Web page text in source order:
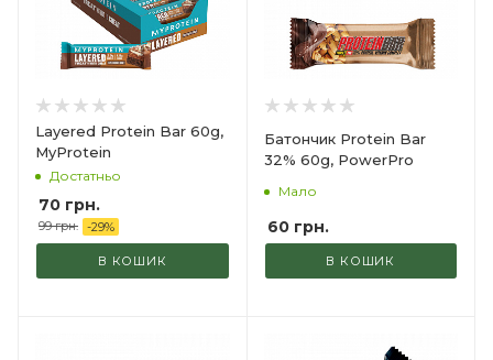
Layered Protein Bar 60g,
MyProtein
Достатньо
70 грн.
99грн. -29%
В КОШИК
Батончик Protein Bar
32% 60g, PowerPro
Мало
60грн.
В КОШИК